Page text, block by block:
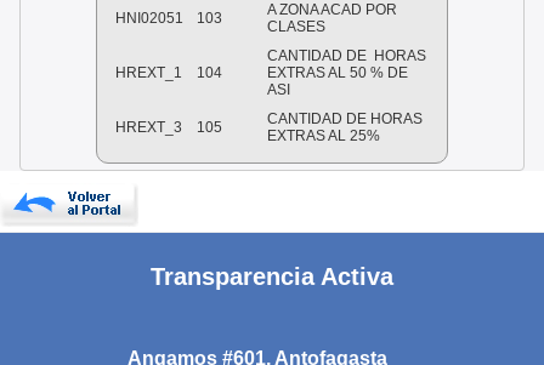
HNI02051 103
A ZONA ACAD POR
CLASES
HREXT_1 104
CANTIDAD DE HORAS
EXTRAS AL 50 % DE
ASI
HREXT_3 105
CANTIDAD DE HORAS
EXTRAS AL 25%
Transparencia Activa
Angamos #601, Antofagasta